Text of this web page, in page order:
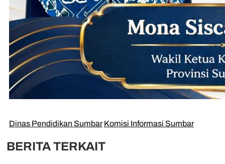
Dinas Pendidikan Sumbar Komisi Informasi Sumbar
BERITA TERKAIT